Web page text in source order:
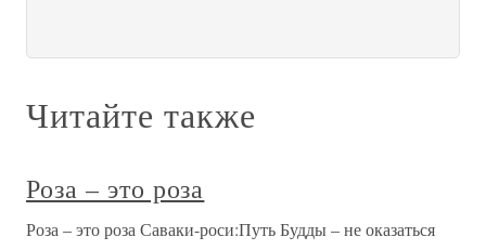
Читайте также
Роза – это роза
Роза – это роза Саваки-роси:Путь Будды – не оказаться